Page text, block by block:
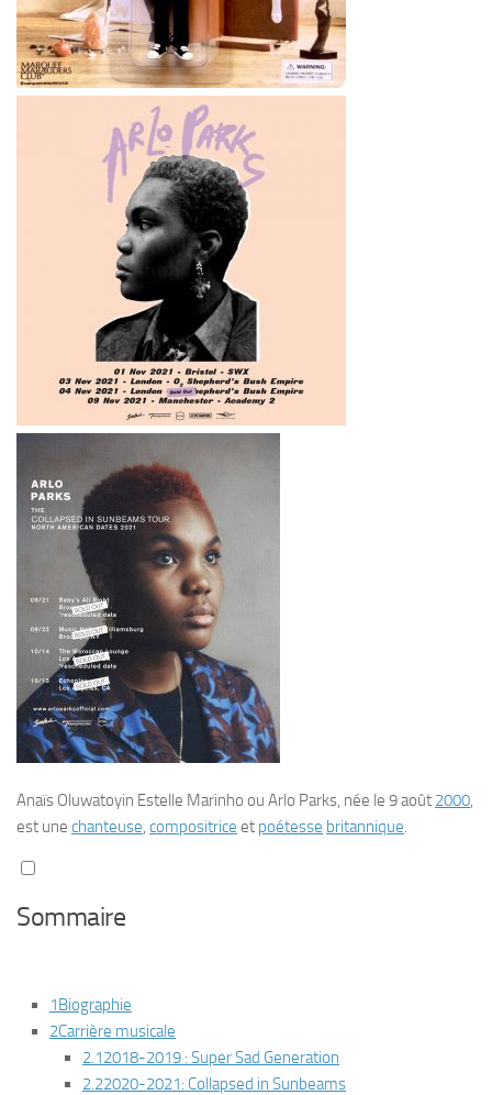
Anaïs Oluwatoyin Estelle Marinho ou Arlo Parks, née le 9 août 2000,
est une chanteuse, compositrice et poétesse britannique.
Sommaire
1Biographie
2Carrière musicale
2.12018-2019 : Super Sad Generation
2.22020-2021: Collapsed in Sunbeams